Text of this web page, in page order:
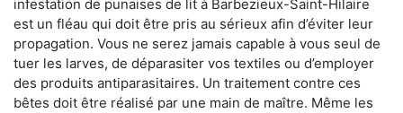
infestation de punaises de lit à Barbezieux-Saint-Hilaire
est un fléau qui doit être pris au sérieux afin d’éviter leur
propagation. Vous ne serez jamais capable à vous seul de
tuer les larves, de déparasiter vos textiles ou d’employer
des produits antiparasitaires. Un traitement contre ces
bêtes doit être réalisé par une main de maître. Même les